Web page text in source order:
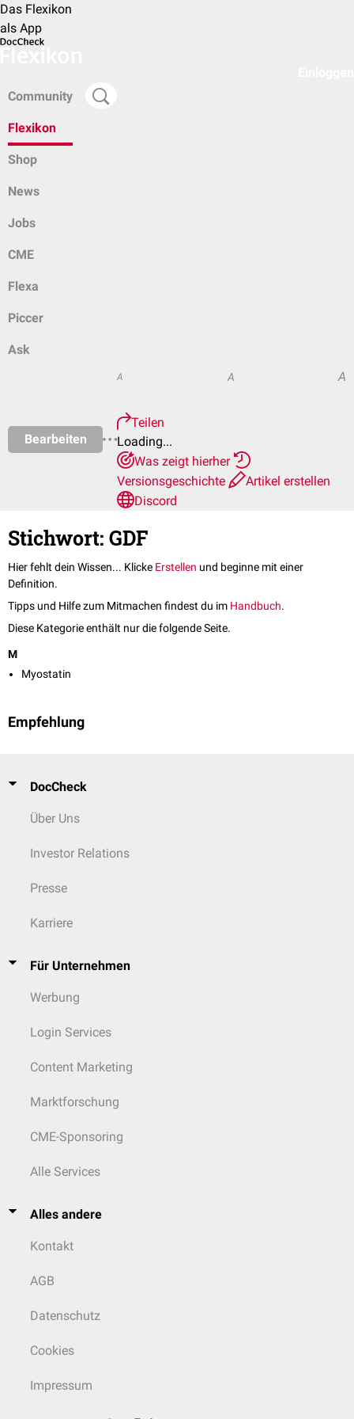
Das Flexikon
als App
Community
Flexikon
Shop
News
Jobs
CME
Flexa
Piccer
Ask
Bearbeiten
A A A
Teilen
Loading...
Was zeigt hierher
Versionsgeschichte
Artikel erstellen
Discord
Stichwort: GDF
Hier fehlt dein Wissen... Klicke Erstellen und beginne mit einer
Definition.
Tipps und Hilfe zum Mitmachen findest du im Handbuch.
Diese Kategorie enthält nur die folgende Seite.
M
Myostatin
Empfehlung
DocCheck
Über Uns
Investor Relations
Presse
Karriere
Für Unternehmen
Werbung
Login Services
Content Marketing
Marktforschung
CME-Sponsoring
Alle Services
Alles andere
Kontakt
AGB
Datenschutz
Cookies
Impressum